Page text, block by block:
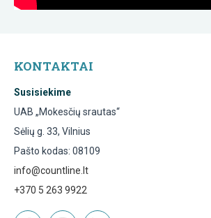
KONTAKTAI
Susisiekime
UAB „Mokesčių srautas“
Sėlių g. 33, Vilnius
Pašto kodas: 08109
info@countline.lt
+370 5 263 9922